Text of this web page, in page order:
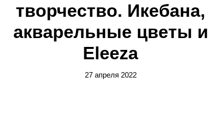
творчество. Икебана,
акварельные цветы и
Eleeza
27 апреля 2022